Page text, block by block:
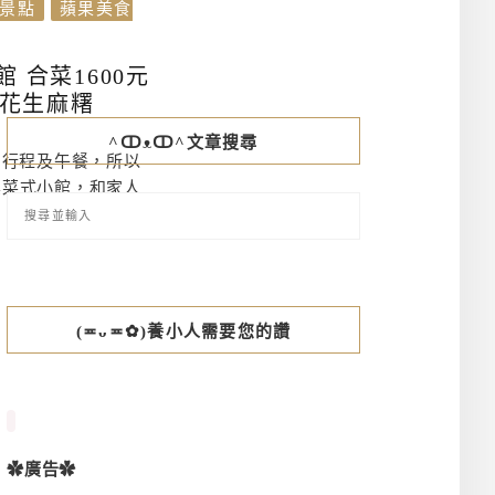
點 蘋果美食
合菜1600元
生麻糬
程及午餐，所以
式小館，和家人
^ↀᴥↀ^文章搜尋
(≖ᴗ≖✿)養小人需要您的讚
✿廣告✿